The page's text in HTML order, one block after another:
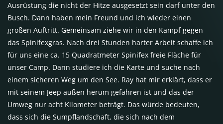
Ausrüstung die nicht der Hitze ausgesetzt sein darf unter den
Busch. Dann haben mein Freund und ich wieder einen
großen Auftritt. Gemeinsam ziehe wir in den Kampf gegen
das Spinifexgras. Nach drei Stunden harter Arbeit schaffe ich
für uns eine ca. 15 Quadratmeter Spinifex freie Fläche für
unser Camp. Dann studiere ich die Karte und suche nach
einem sicheren Weg um den See. Ray hat mir erklärt, dass er
mit seinem Jeep außen herum gefahren ist und das der
Umweg nur acht Kilometer beträgt. Das würde bedeuten,
dass sich die Sumpflandschaft, die sich nach dem